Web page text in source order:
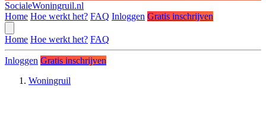
SocialeWoningruil.nl
Home Hoe werkt het? FAQ Inloggen Gratis inschrijven
Home Hoe werkt het? FAQ
Inloggen Gratis inschrijven
Woningruil